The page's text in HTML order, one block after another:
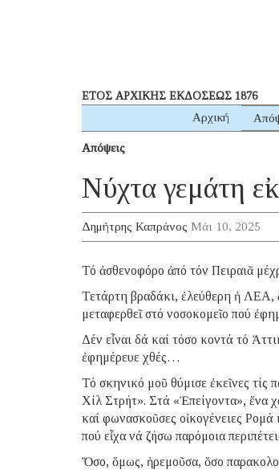
ΕΤΟΣ ΑΡΧΙΚΗΣ ΕΚΔΟΣΕΩΣ 1876
Αρχική
Απόψεις
Νύχτα γεμάτη
Δημήτρης Καπράνος Μάι 10, 2025
Τό ἀσθενοφόρο ἀπό τόν Πειραιᾶ
Τετάρτη βραδάκι, ἐλεύθερη ἡ ΛΕΑ,
μεταφερθεῖ στό νοσοκομεῖο πού
Δέν εἶναι δά καί τόσο κοντά τό
ἐφημέρευε χθές…
Τό σκηνικό μοῦ θύμισε ἐκεῖνες τίς
Χίλ Στρήτ». Στά «Ἐπείγοντα», ἕνα
καί φωνασκοῦσες οἰκογένειες
πού εἶχα νά ζήσω παρόμοια
Ὅσο, ὅμως, ἠρεμοῦσα, ὅσο